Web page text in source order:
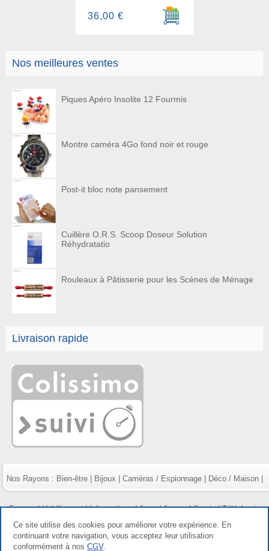
Nos meilleures ventes
Piques Apéro Insolite 12 Fourmis
Montre caméra 4Go fond noir et rouge
Post-it bloc note pansement
Cuillère O.R.S. Scoop Doseur Solution
Réhydratatio
Rouleaux à Pâtisserie pour les Scènes de Ménage
Livraison rapide
Ajouter au panier
36,00 €
Nos Rayons : Bien-être| Bijoux Caméras / Espionnage| Déco / Maison|
Fumeur|Habillement|Informatique|Jeux / Jouets|Survie|Téléphonie
Copyright gdetout.fr 2026, tous droits réservés |
Ce site utilise des cookies pour améliorer votre expérience. En
continuant votre navigation, vous acceptez leur utilisation
conformément à nos CGV.